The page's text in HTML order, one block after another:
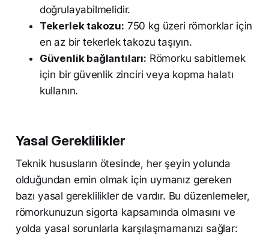
doğrulayabilmelidir.
Tekerlek takozu: 750 kg üzeri römorklar için
en az bir tekerlek takozu taşıyın.
Güvenlik bağlantıları: Römorku sabitlemek
için bir güvenlik zinciri veya kopma halatı
kullanın.
Yasal Gereklilikler
Teknik hususların ötesinde, her şeyin yolunda
olduğundan emin olmak için uymanız gereken
bazı yasal gereklilikler de vardır. Bu düzenlemeler,
römorkunuzun sigorta kapsamında olmasını ve
yolda yasal sorunlarla karşılaşmamanızı sağlar: